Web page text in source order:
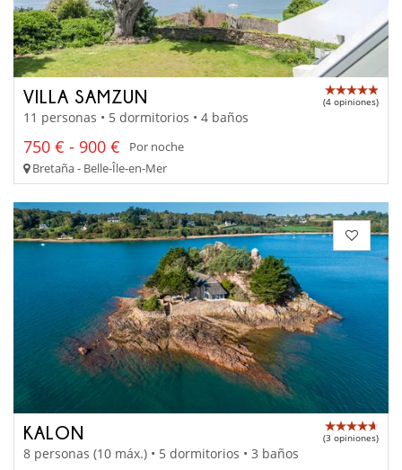
VILLA SAMZUN (4 opiniones)
11 personas • 5 dormitorios • 4 baños
750 € - 900 €
Por noche
Bretaña - Belle-Île-en-Mer
KALON (3 opiniones)
8 personas (10 máx.) • 5 dormitorios • 3 baños